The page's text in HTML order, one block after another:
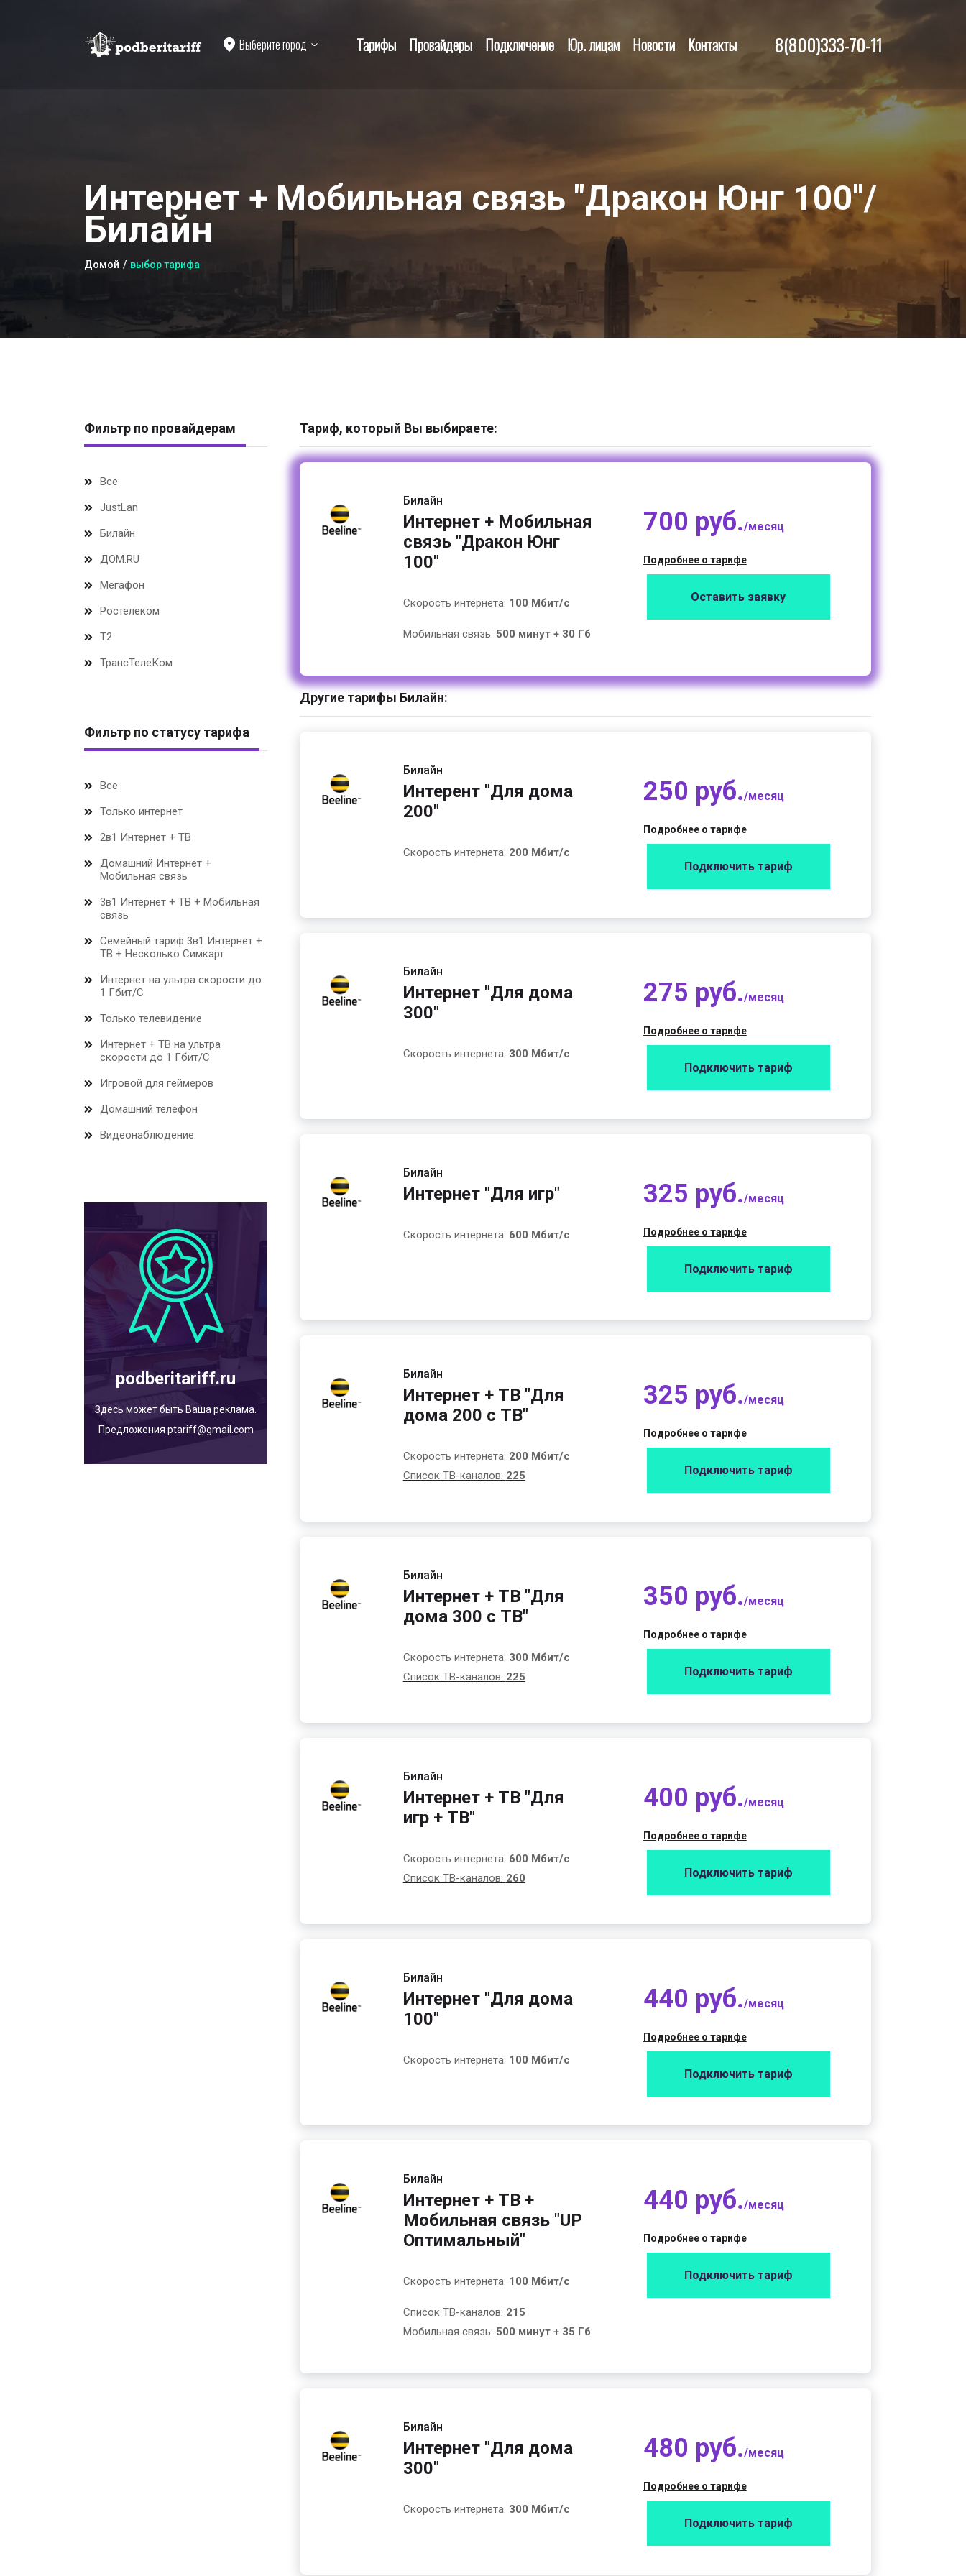
Выберите город Тарифы Провайдеры Подключение Юр. лицам Новости Контакты 8(800)333-70-11
Интернет + Мобильная связь "Дракон Юнг 100"/
Билайн
Домой выбор тарифа
Фильтр по провайдерам
Все
JustLan
Билайн
ДОМ.RU
Мегафон
Ростелеком
Т2
ТрансТелеКом
Фильтр по статусу тарифа
Все
Только интернет
2в1 Интернет + ТВ
Домашний Интернет +
Мобильная связь
3в1 Интернет + ТВ + Мобильная
связь
Семейный тариф 3в1 Интернет +
ТВ + Несколько Симкарт
Интернет на ультра скорости до
1 Гбит/С
Только телевидение
Интернет + ТВ на ультра
скорости до 1 Гбит/С
Игровой для геймеров
Домашний телефон
Видеонаблюдение
podberitariff.ru
Здесь может быть Ваша реклама.
Предложения ptariff@gmail.com
Тариф, который Вы выбираете:
Билайн
Интернет + Мобильная
связь "Дракон Юнг
100"
Скорость интернета: 100 Мбит/с
Мобильная связь: 500 минут + 30 Гб
700 руб./месяц
Подробнее о тарифе
Оставить заявку
Другие тарифы Билайн:
Билайн
Интерент "Для дома
200"
Скорость интернета: 200 Мбит/с
250 руб./месяц
Подробнее о тарифе
Подключить тариф
Билайн
Интернет "Для дома
300"
Скорость интернета: 300 Мбит/с
275 руб./месяц
Подробнее о тарифе
Подключить тариф
Билайн
Интернет "Для игр"
Скорость интернета: 600 Мбит/с
325 руб./месяц
Подробнее о тарифе
Подключить тариф
Билайн
Интернет + ТВ "Для
дома 200 с ТВ"
Скорость интернета: 200 Мбит/с
Список ТВ-каналов: 225
325 руб./месяц
Подробнее о тарифе
Подключить тариф
Билайн
Интернет + ТВ "Для
дома 300 с ТВ"
Скорость интернета: 300 Мбит/с
Список ТВ-каналов: 225
350 руб./месяц
Подробнее о тарифе
Подключить тариф
Билайн
Интернет + ТВ "Для
игр + ТВ"
Скорость интернета: 600 Мбит/с
Список ТВ-каналов: 260
400 руб./месяц
Подробнее о тарифе
Подключить тариф
Билайн
Интернет "Для дома
100"
Скорость интернета: 100 Мбит/с
440 руб./месяц
Подробнее о тарифе
Подключить тариф
Билайн
Интернет + ТВ +
Мобильная связь "UP
Оптимальный"
Скорость интернета: 100 Мбит/с
Список ТВ-каналов: 215
Мобильная связь: 500 минут + 35 Гб
440 руб./месяц
Подробнее о тарифе
Подключить тариф
Билайн
Интернет "Для дома
300"
Скорость интернета: 300 Мбит/с
480 руб./месяц
Подробнее о тарифе
Подключить тариф